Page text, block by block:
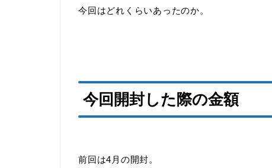
今回はどれくらいあったのか。
今回開封した際の金額
前回は4月の開封。